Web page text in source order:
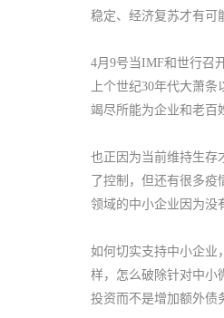
稳定、经济复苏才有可
4月9号当IMF和世行召
上个世纪30年代大萧
竭尽所能为企业和老百
也正因为当前维持生存
了控制，但还有很多
领域的中小企业因为没
如何切实支持中小企业
样，怎么破除针对中小
投资而不是增加额外债